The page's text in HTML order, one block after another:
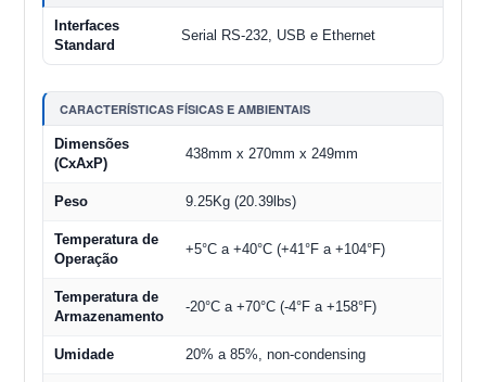
Interfaces
Standard
Serial RS-232, USB e Ethernet
CARACTERÍSTICAS FÍSICAS E AMBIENTAIS
Dimensões
(CxAxP)
438mm x 270mm x 249mm
Peso 9.25Kg (20.39lbs)
Temperatura de
Operação
+5°C a +40°C (+41°F a +104°F)
Temperatura de
Armazenamento
-20°C a +70°C (-4°F a +158°F)
Umidade 20% a 85%, non-condensing